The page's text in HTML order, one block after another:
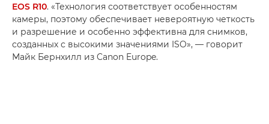
EOS R10. «Технология соответствует особенностям
камеры, поэтому обеспечивает невероятную четкость
и разрешение и особенно эффективна для снимков,
созданных с высокими значениями ISO», — говорит
Майк Бернхилл из Canon Europe.